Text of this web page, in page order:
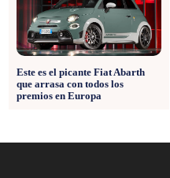
Este es el picante Fiat Abarth
que arrasa con todos los
premios en Europa